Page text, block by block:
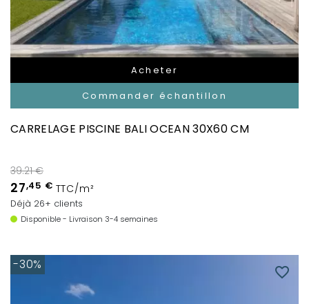
Acheter
Commander échantillon
CARRELAGE PISCINE BALI OCEAN 30X60 CM
39.21 €
27,45 € TTC/m²
Déjà 26+ clients
Disponible - Livraison 3-4 semaines
favorite_border
-30%